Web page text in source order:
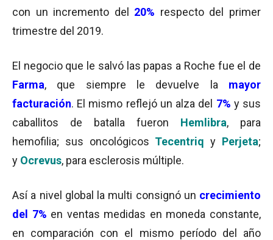
con un incremento del 20% respecto del primer
trimestre del 2019.
El negocio que le salvó las papas a Roche fue el de
Farma, que siempre le devuelve la mayor
facturación. El mismo reflejó un alza del 7% y sus
caballitos de batalla fueron Hemlibra, para
hemofilia; sus oncológicos Tecentriq y Perjeta;
y Ocrevus, para esclerosis múltiple.
Así a nivel global la multi consignó un crecimiento
del 7% en ventas medidas en moneda constante,
en comparación con el mismo período del año